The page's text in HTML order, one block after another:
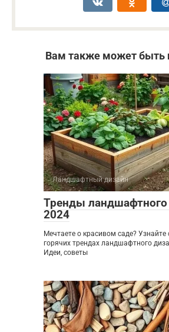
Вам также может быть
Ландшафтный дизайн
Тренды ландшафтного
2024
Мечтаете о красивом саде?
горячих трендах ландшафтного
Идеи, советы